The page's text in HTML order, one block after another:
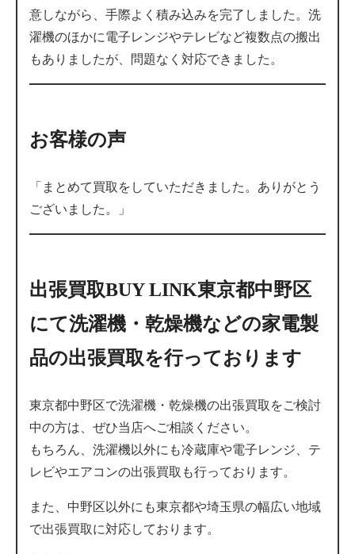
意しながら、手際よく積み込みを完了しました。洗
濯機のほかに電子レンジやテレビなど複数点の搬出
もありましたが、問題なく対応できました。
お客様の声
「まとめて買取をしていただきました。ありがとう
ございました。」
出張買取BUY LINK東京都中野区
にて洗濯機・乾燥機などの家電製
品の出張買取を行っております
東京都中野区で洗濯機・乾燥機の出張買取をご検討
中の方は、ぜひ当店へご相談ください。
もちろん、洗濯機以外にも冷蔵庫や電子レンジ、テ
レビやエアコンの出張買取も行っております。
また、中野区以外にも東京都や埼玉県の幅広い地域
で出張買取に対応しております。